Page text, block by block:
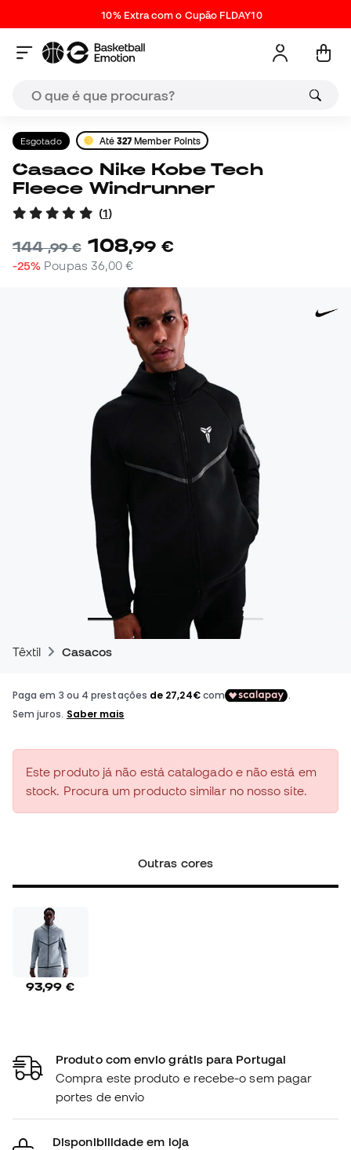
10% Extra com o Cupão FLDAY10
Esgotado Até 327 Member Points
Casaco Nike Kobe Tech
Fleece Windrunner
(1)
144,99 € 108,99 €
-25% Poupas 36,00 €
Têxtil Casacos
Este produto já não está catalogado e não está em
stock. Procura um producto similar no nosso site.
Outras cores
93,99 €
Produto com envio grátis para Portugal
Compra este produto e recebe-o sem pagar
portes de envio
Disponibilidade em loja